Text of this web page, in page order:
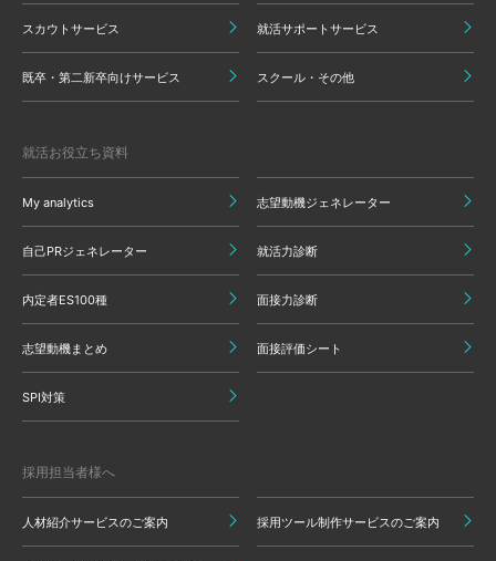
スカウトサービス 就活サポートサービス
既卒・第二新卒向けサービス スクール・その他
就活お役立ち資料
My analytics 志望動機ジェネレーター
自己PRジェネレーター 就活力診断
内定者ES100種 面接力診断
志望動機まとめ 面接評価シート
SPI対策
採用担当者様へ
人材紹介サービスのご案内 採用ツール制作サービスのご案内